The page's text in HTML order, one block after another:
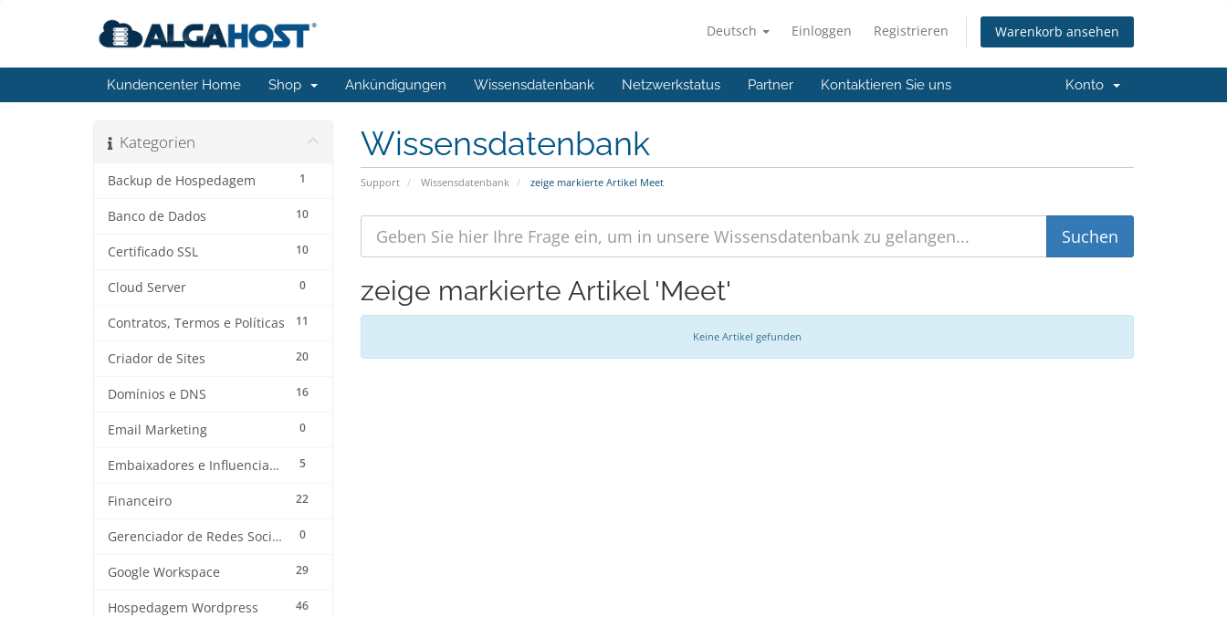
Deutsch Einloggen Registrieren Warenkorb ansehen
Kundencenter Home Shop Ankündigungen Wissensdatenbank Netzwerkstatus Partner Kontaktieren Sie uns Konto
Wissensdatenbank
Support Wissensdatenbank zeige markierte Artikel Meet
Kategorien
1
Backup de Hospedagem
10
Banco de Dados
10
Certificado SSL
0
Cloud Server
11
Contratos, Termos e Políticas
20
Criador de Sites
16
Domínios e DNS
0
Email Marketing
5
Embaixadores e Influenciadores
22
Financeiro
0
Gerenciador de Redes Sociais
29
Google Workspace
46
Hospedagem Wordpress
zeige markierte Artikel 'Meet'
Keine Artikel gefunden